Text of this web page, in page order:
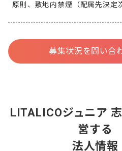
原則、敷地内禁煙（配属先決定
募集状況を問い合
LITALICOジュニア
営する
法人情報